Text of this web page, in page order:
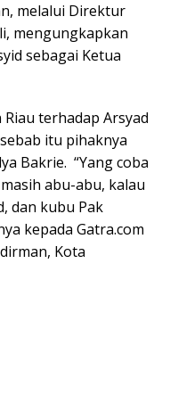
melalui Direktur
mengungkapkan
sebagai Ketua
terhadap Arsyad
itu pihaknya
Bakrie. “Yang coba
abu-abu, kalau
dan kubu Pak
kepada Gatra.com
Kota